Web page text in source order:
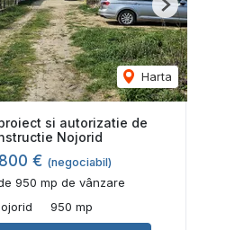
Harta
Next
si autorizatie de
Nojorid
€ (negociabil)
950 mp de vânzare
950 mp